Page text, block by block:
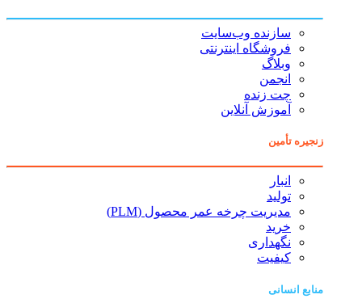
سازنده وب‌سایت
فروشگاه اینترنتی
وبلاگ
انجمن
چت زنده
آموزش آنلاین
زنجیره تأمین
انبار
تولید
مدیریت چرخه عمر محصول (PLM)
خرید
نگهداری
کیفیت
منابع انسانی